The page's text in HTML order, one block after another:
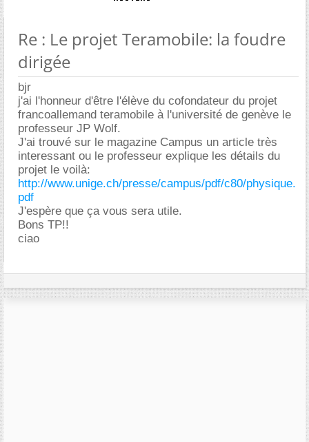
Re : Le projet Teramobile: la foudre
dirigée
bjr
j'ai l'honneur d'être l'élève du cofondateur du projet
francoallemand teramobile à l'université de genève le
professeur JP Wolf.
J'ai trouvé sur le magazine Campus un article très
interessant ou le professeur explique les détails du
projet le voilà:
http://www.unige.ch/presse/campus/pdf/c80/physique.
pdf
J'espère que ça vous sera utile.
Bons TP!!
ciao